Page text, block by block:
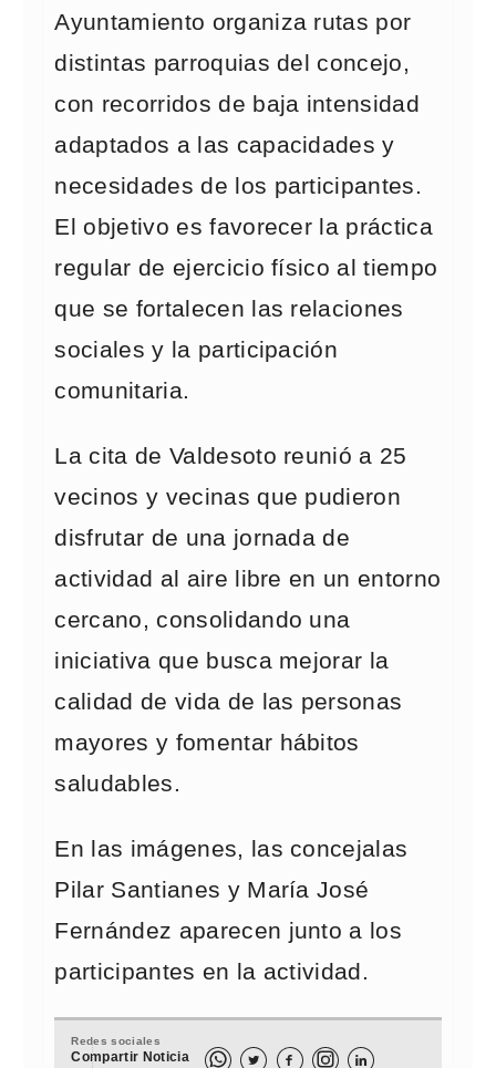
Ayuntamiento organiza rutas por
distintas parroquias del concejo,
con recorridos de baja intensidad
adaptados a las capacidades y
necesidades de los participantes.
El objetivo es favorecer la práctica
regular de ejercicio físico al tiempo
que se fortalecen las relaciones
sociales y la participación
comunitaria.
La cita de Valdesoto reunió a 25
vecinos y vecinas que pudieron
disfrutar de una jornada de
actividad al aire libre en un entorno
cercano, consolidando una
iniciativa que busca mejorar la
calidad de vida de las personas
mayores y fomentar hábitos
saludables.
En las imágenes, las concejalas
Pilar Santianes y María José
Fernández aparecen junto a los
participantes en la actividad.
Redes sociales
Compartir Noticia   